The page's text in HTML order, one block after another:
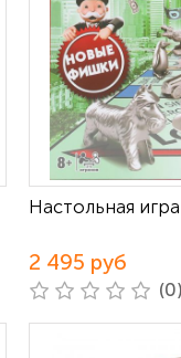
Настольная
2 495 руб